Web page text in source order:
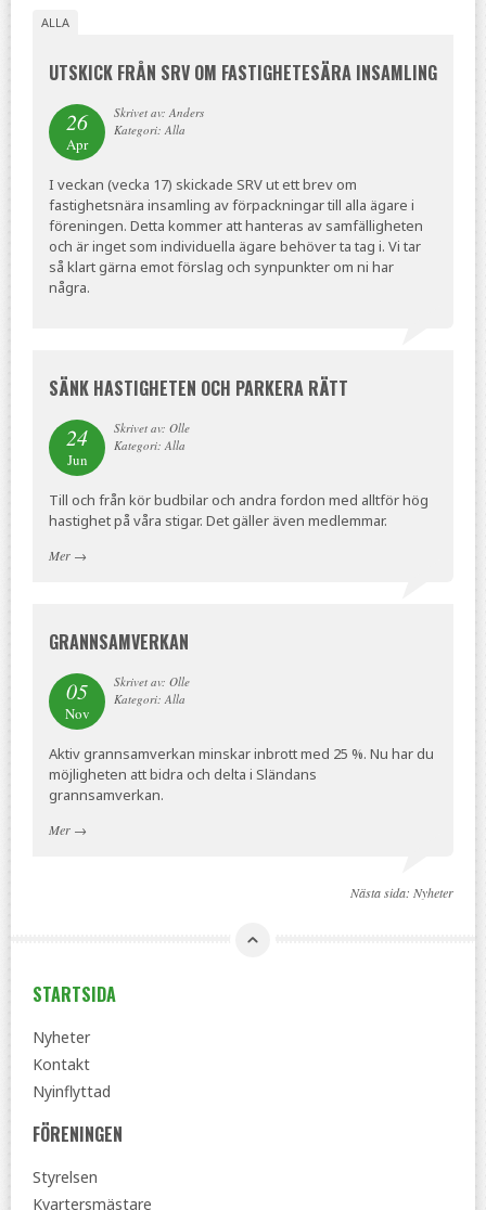
ALLA
UTSKICK FRÅN SRV OM FASTIGHETESÄRA INSAMLING
26
Apr
Skrivet av: Anders
Kategori: Alla
I veckan (vecka 17) skickade SRV ut ett brev om
fastighetsnära insamling av förpackningar till alla ägare i
föreningen. Detta kommer att hanteras av samfälligheten
och är inget som individuella ägare behöver ta tag i. Vi tar
så klart gärna emot förslag och synpunkter om ni har
några.
SÄNK HASTIGHETEN OCH PARKERA RÄTT
24
Jun
Skrivet av: Olle
Kategori: Alla
Till och från kör budbilar och andra fordon med alltför hög
hastighet på våra stigar. Det gäller även medlemmar.
Mer →
GRANNSAMVERKAN
05
Nov
Skrivet av: Olle
Kategori: Alla
Aktiv grannsamverkan minskar inbrott med 25 %. Nu har du
möjligheten att bidra och delta i Sländans
grannsamverkan.
Mer →
Nästa sida: Nyheter
STARTSIDA
Nyheter
Kontakt
Nyinflyttad
FÖRENINGEN
Styrelsen
Kvartersmästare